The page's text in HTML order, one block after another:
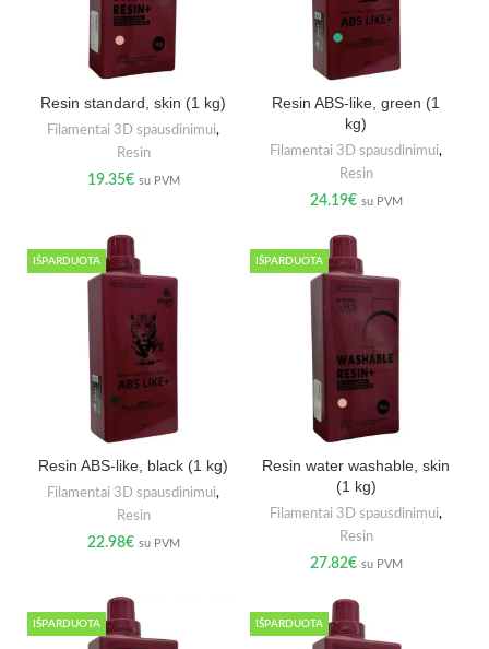
Resin standard, skin (1 kg)
Filamentai 3D spausdinimui,
Resin
19.35€ su PVM
Resin ABS-like, green (1
kg)
Filamentai 3D spausdinimui,
Resin
24.19€ su PVM
IŠPARDUOTA
Resin ABS-like, black (1 kg)
Filamentai 3D spausdinimui,
Resin
22.98€ su PVM
IŠPARDUOTA
Resin water washable, skin
(1 kg)
Filamentai 3D spausdinimui,
Resin
27.82€ su PVM
IŠPARDUOTA IŠPARDUOTA